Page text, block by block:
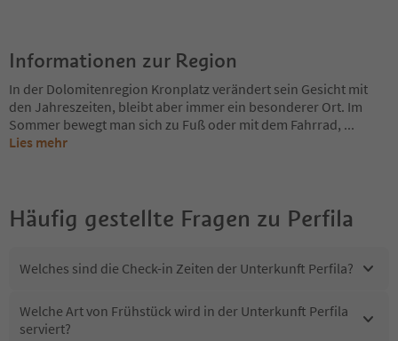
Informationen zur Region
In der Dolomitenregion Kronplatz verändert sein Gesicht mit
den Jahreszeiten, bleibt aber immer ein besonderer Ort. Im
Sommer bewegt man sich zu Fuß oder mit dem Fahrrad, ...
Lies mehr
Häufig gestellte Fragen zu Perfila
Welches sind die Check-in Zeiten der Unterkunft Perfila?
Welche Art von Frühstück wird in der Unterkunft Perfila
serviert?